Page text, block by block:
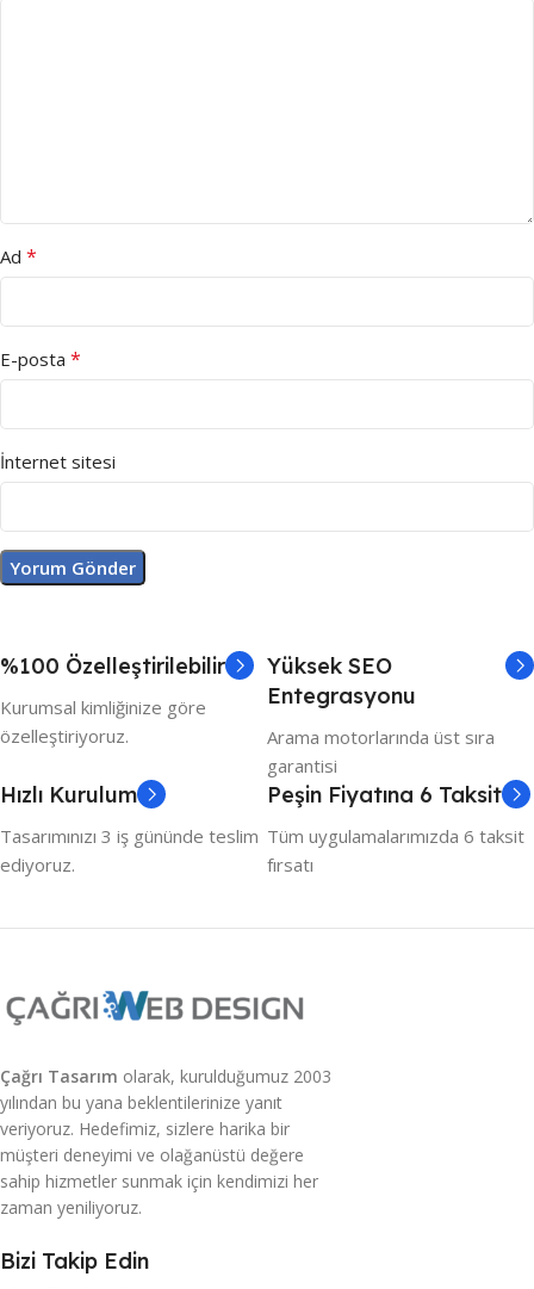
Ad *
E-posta *
İnternet sitesi
%100 Özelleştirilebilir
Kurumsal kimliğinize göre
özelleştiriyoruz.
Yüksek SEO
Entegrasyonu
Arama motorlarında üst sıra
garantisi
Hızlı Kurulum
Tasarımınızı 3 iş gününde teslim
ediyoruz.
Peşin Fiyatına 6 Taksit
Tüm uygulamalarımızda 6 taksit
fırsatı
Çağrı Tasarım olarak, kurulduğumuz 2003
yılından bu yana beklentilerinize yanıt
veriyoruz. Hedefimiz, sizlere harika bir
müşteri deneyimi ve olağanüstü değere
sahip hizmetler sunmak için kendimizi her
zaman yeniliyoruz.
Bizi Takip Edin